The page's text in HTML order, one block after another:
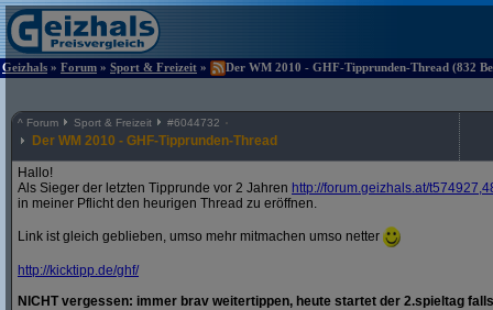
Geizhals » Forum » Sport & Freizeit » Der WM 2010 - GHF-Tipprunden-Thread (832
^ Forum Sport & Freizeit #6044732
Der WM 2010 - GHF-Tipprunden-Thread
Hallo!
Als Sieger der letzten Tipprunde vor 2 Jahren http://forum.geizhals.at/
in meiner Pflicht den heurigen Thread zu eröffnen.
Link ist gleich geblieben, umso mehr mitmachen umso netter
http://kicktipp.de/ghf/
NICHT vergessen: immer brav weitertippen, heute startet der 2.spieltag